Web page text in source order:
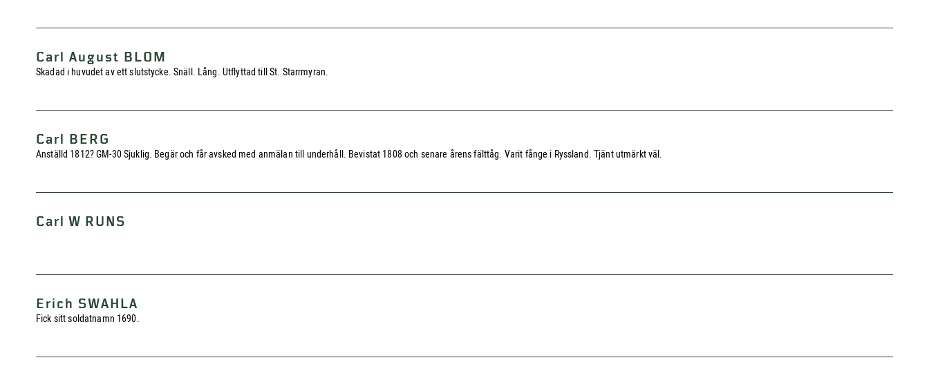
Carl August BLOM
Skadad i huvudet av ett slutstycke. Snäll. Lång. Utflyttad till St. Starrmyran.
Carl BERG
Anställd 1812? GM-30 Sjuklig. Begär och får avsked med anmälan till underhåll. Bevistat 1808 och senare årens fälttåg. Varit fånge i Ryssland. Tjänt utmärkt väl.
Carl W RUNS
Erich SWAHLA
Fick sitt soldatnamn 1690.